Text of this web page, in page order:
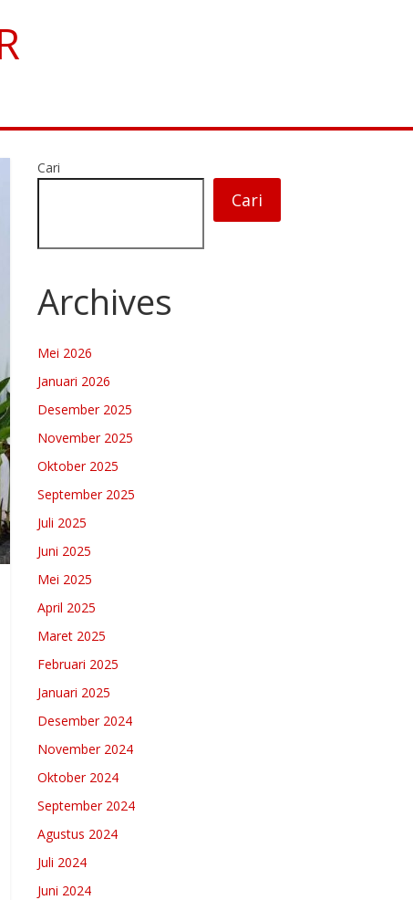
Cari
Cari
Archives
Mei 2026
Januari 2026
Desember 2025
November 2025
Oktober 2025
September 2025
Juli 2025
Juni 2025
Mei 2025
April 2025
Maret 2025
Februari 2025
Januari 2025
Desember 2024
November 2024
Oktober 2024
September 2024
Agustus 2024
Juli 2024
Juni 2024